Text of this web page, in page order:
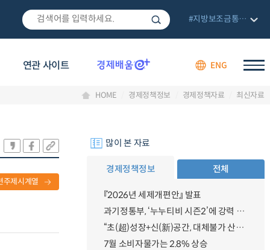
연관 사이트 ENG
#지방보조금통합관리망
HOME 경제정책정보 경제정책자료 최신자료
주제시계열
많이 본 자료
경제정책정보 전체
『2026년 세제개편안』 발표
과기정통부, ‘누누티비 시즌2’에 강력 대응 의지 밝혀
“초(超)성장+신(新)공간, 대체불가 산업강국”
7월 소비자물가는 2.8% 상승